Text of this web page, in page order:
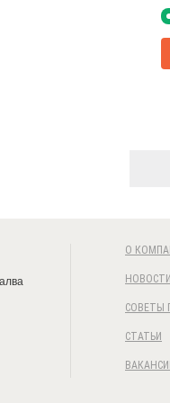
О
НОВОСТИ
СОВЕТЫ
СТАТЬИ